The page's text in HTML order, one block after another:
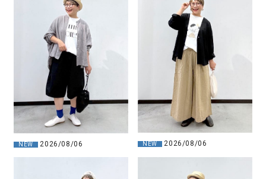
NEW 2026/08/06 NEW 2026/08/06